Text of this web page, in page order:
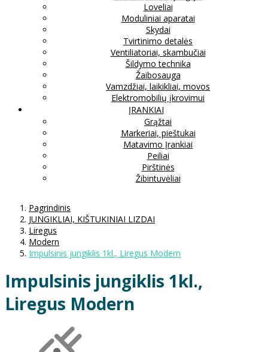
Loveliai
Moduliniai aparatai
Skydai
Tvirtinimo detalės
Ventiliatoriai, skambučiai
Šildymo technika
Žaibosauga
Vamzdžiai, laikikliai, movos
Elektromobilių įkrovimui
ĮRANKIAI
Grąžtai
Markeriai, pieštukai
Matavimo Įrankiai
Peiliai
Pirštinės
Žibintuvėliai
Pagrindinis
JUNGIKLIAI, KIŠTUKINIAI LIZDAI
Liregus
Modern
Impulsinis jungiklis 1kl., Liregus Modern
Impulsinis jungiklis 1kl.,
Liregus Modern